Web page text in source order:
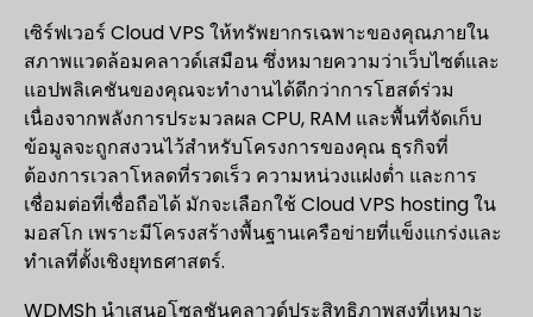
เซิร์ฟเวอร์ Cloud VPS ให้ทรัพยากรเฉพาะของคุณภายใน
สภาพแวดล้อมคลาวด์เสมือน ซึ่งหมายความว่าเว็บไซต์และ
แอปพลิเคชันของคุณจะทำงานได้ดีกว่าการโฮสต์ร่วม
เนื่องจากพลังการประมวลผล CPU, RAM และพื้นที่จัดเก็บ
ข้อมูลจะถูกสงวนไว้สำหรับโครงการของคุณ ธุรกิจที่
ต้องการเวลาโหลดที่รวดเร็ว ความหน่วงแฝงต่ำ และการ
เชื่อมต่อที่เชื่อถือได้ มักจะเลือกใช้ Cloud VPS hosting ใน
มอสโก เพราะมีโครงสร้างพื้นฐานเครือข่ายที่แข็งแกร่งและ
ทำเลที่ตั้งเชิงยุทธศาสตร์.
WDMSh นำเสนอโซลูชันคลาวด์ประสิทธิภาพสูงที่เหมาะ